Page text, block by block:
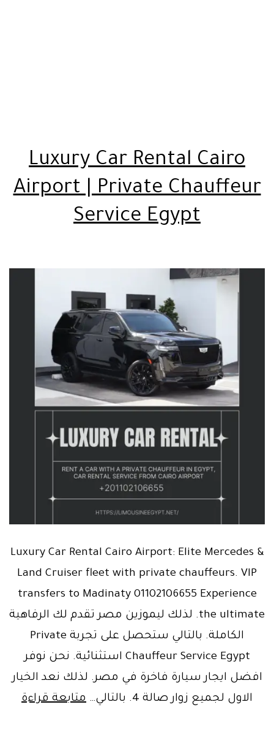
Luxury Car Rental Cairo
Airport | Private Chauffeur
Service Egypt
Luxury Car Rental Cairo Airport: Elite Mercedes &
Land Cruiser fleet with private chauffeurs. VIP
transfers to Madinaty 01102106655 Experience
the ultimate. لذلك ليموزين مصر تقدم لك الرفاهية
الكاملة. بالتالي ستحصل على تجربة Private
Chauffeur Service Egypt استثنائية. نحن نوفر
افضل ايجار سيارة فاخرة في مصر. لذلك نعد الخيار
الاول لجميع زوار صالة 4. بالتالي…
متابعة قراءة